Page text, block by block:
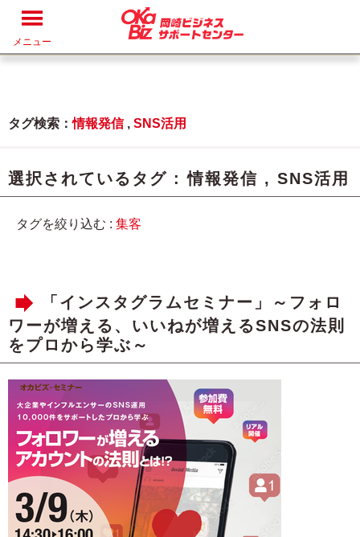
メニュー
タグ検索：情報発信, SNS活用
選択されているタグ :情報発信 , SNS活用
タグを絞り込む : 集客
「インスタグラムセミナー」～フォロ
ワーが増える、いいねが増えるSNSの法則
をプロから学ぶ～